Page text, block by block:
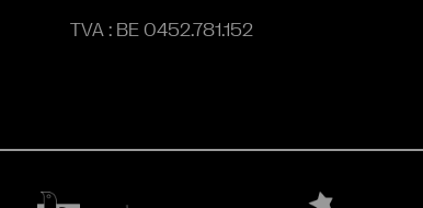
TVA : BE 0452.781.152